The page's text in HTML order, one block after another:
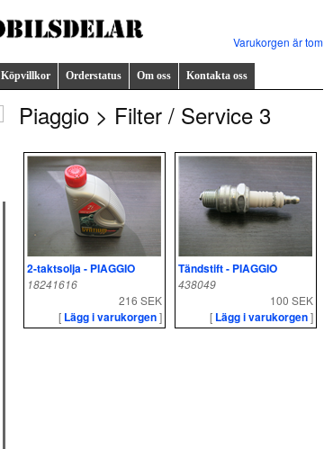
Varukorgen är tom
Köpvillkor Orderstatus Om oss Kontakta oss
Piaggio > Filter / Service 3
2-taktsolja - PIAGGIO
18241616
216 SEK
[ Lägg i varukorgen]
Tändstift - PIAGGIO
438049
100 SEK
[ Lägg i varukorgen]